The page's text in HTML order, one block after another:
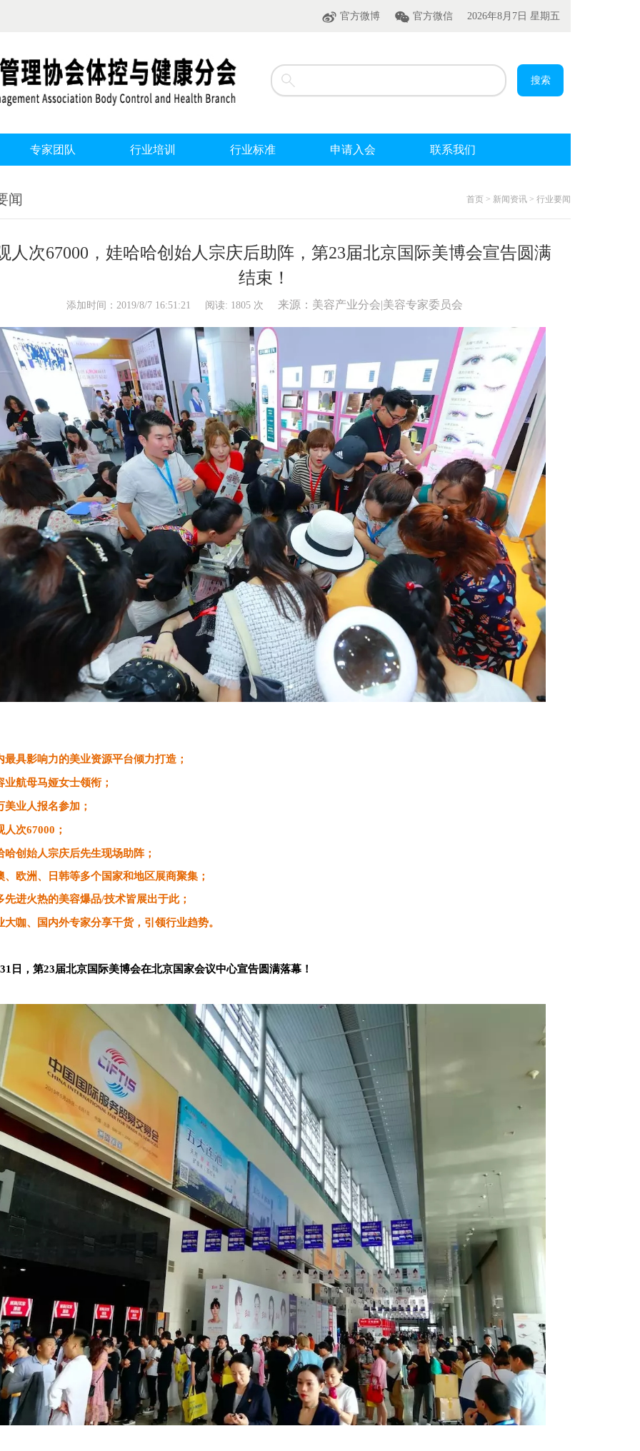
官方微博 官方微信 2026年8月7日 星期五
专家团队 行业培训 行业标准 申请入会 联系我们
闻 首页 > 新闻资讯 > 行业要闻
人次67000，娃哈哈创始人宗庆后助阵，第23届北京国际美博会宣告圆满
结束！
添加时间：2019/8/7 16:51:21 阅读: 1805 次 来源：美容产业分会|美容专家委员会
最具影响力的美业资源平台倾力打造；
业航母马娅女士领衔；
美业人报名参加；
人次67000；
哈创始人宗庆后先生现场助阵；
、欧洲、日韩等多个国家和地区展商聚集；
先进火热的美容爆品/技术皆展出于此；
大咖、国内外专家分享干货，引领行业趋势。
日，第23届北京国际美博会在北京国家会议中心宣告圆满落幕！